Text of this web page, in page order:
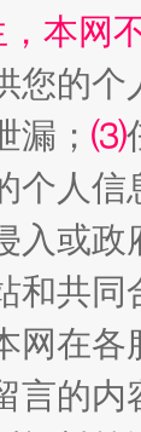
"炒
本网
您的个
漏； ⑶
个人
入或
和共
网在各
言的内